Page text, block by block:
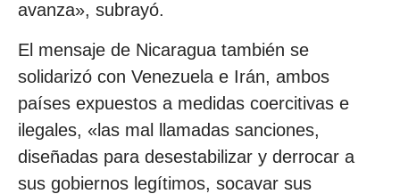
avanza», subrayó.
El mensaje de Nicaragua también se
solidarizó con Venezuela e Irán, ambos
países expuestos a medidas coercitivas e
ilegales, «las mal llamadas sanciones,
diseñadas para desestabilizar y derrocar a
sus gobiernos legítimos, socavar sus